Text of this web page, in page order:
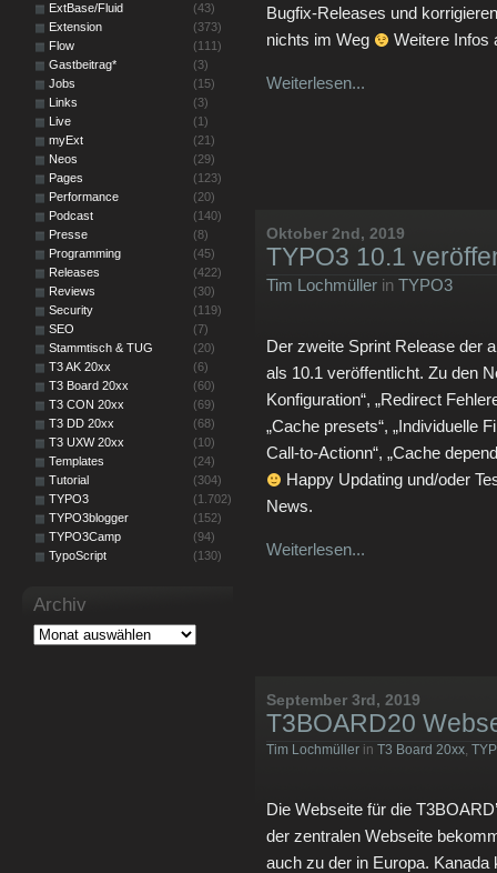
Bugfix-Releases und
nichts im Weg
Weitere Infos
Weiterlesen...
Oktober 2nd, 2019
TYPO3 10.1
Tim Lochmüller in TYPO3
Der zweite Sprint Release der
als 10.1 veröffentlicht. Zu den
Konfiguration“, „Redirect
„Cache presets“, „Individuelle
Call-to-Actionn“, „Cache
Happy Updating und/oder
News.
Weiterlesen...
September 3rd, 2019
T3BOARD20
Tim Lochmüller in T3 Board 20xx,
Die Webseite für die
der zentralen Webseite
auch zu der in Europa.
ExtBase/Fluid
(43)
Extension
(373)
Flow
(111)
Gastbeitrag*
(3)
Jobs
(15)
Links
(3)
Live
(1)
myExt
(21)
Neos
(29)
Pages
(123)
Performance
(20)
Podcast
(140)
Presse
(8)
Programming
(45)
Releases
(422)
Reviews
(30)
Security
(119)
SEO
(7)
Stammtisch & TUG
(20)
T3 AK 20xx
(6)
T3 Board 20xx
(60)
T3 CON 20xx
(69)
T3 DD 20xx
(68)
T3 UXW 20xx
(10)
Templates
(24)
Tutorial
(304)
TYPO3
(1.702)
TYPO3blogger
(152)
TYPO3Camp
(94)
TypoScript
(130)
Archiv